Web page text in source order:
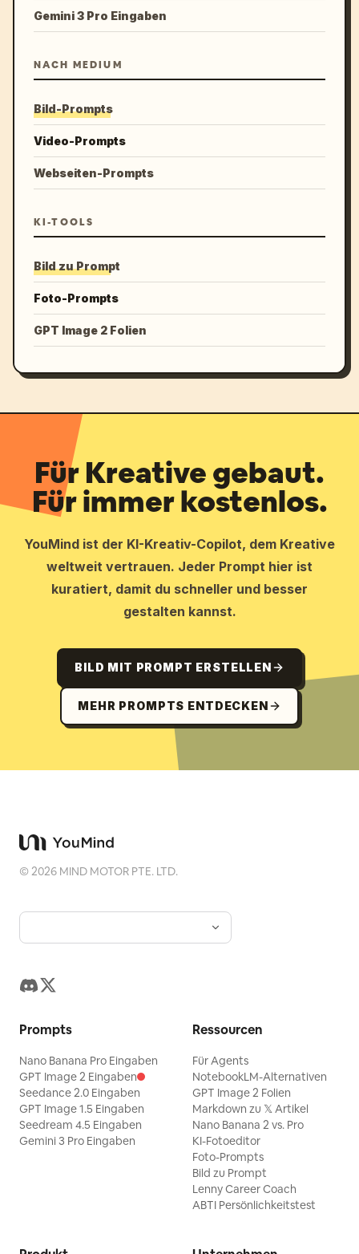
Gemini 3 Pro Eingaben
NACH MEDIUM
Bild-Prompts
Video-Prompts
Webseiten-Prompts
KI-TOOLS
Bild zu Prompt
Foto-Prompts
GPT Image 2 Folien
Für Kreative gebaut.
Für immer kostenlos.
YouMind ist der KI-Kreativ-Copilot, dem Kreative
weltweit vertrauen. Jeder Prompt hier ist
kuratiert, damit du schneller und besser
gestalten kannst.
BILD MIT PROMPT ERSTELLEN
MEHR PROMPTS ENTDECKEN
©2026 MIND MOTOR PTE. LTD.
Prompts
Nano Banana Pro Eingaben
GPT Image 2 Eingaben
Seedance 2.0 Eingaben
GPT Image 1.5 Eingaben
Seedream 4.5 Eingaben
Gemini 3 Pro Eingaben
Ressourcen
Für Agents
NotebookLM-Alternativen
GPT Image 2 Folien
Markdown zu 𝕏 Artikel
Nano Banana 2 vs. Pro
KI-Fotoeditor
Foto-Prompts
Bild zu Prompt
Lenny Career Coach
ABTI Persönlichkeitstest